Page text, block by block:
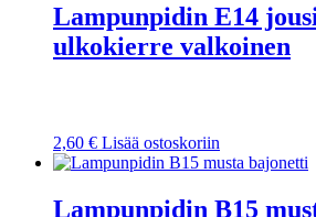
Lampunpidin E14
ulkokierre valkoinen
2,60 € Lisää ostoskoriin
Lampunpidin B15